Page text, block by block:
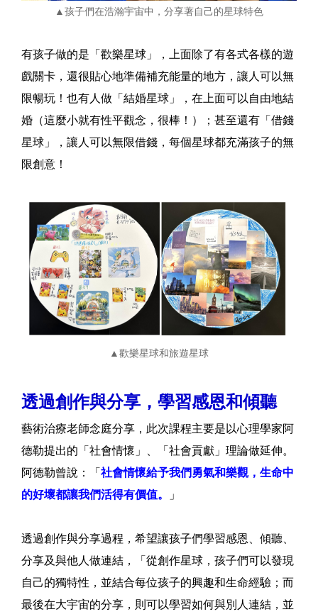
▲孩子們在浩瀚宇宙中，分享著自己的星球特色
有孩子做的是「歡樂星球」，上面除了有各式各樣的遊
戲關卡，還很貼心地準備補充能量的地方，讓人可以無
限暢玩！也有人做「結婚星球」，在上面可以自由地結
婚（這麼小就有性平觀念，很棒！）；甚至還有「借錢
星球」，讓人可以無限借錢，每個星球都充滿孩子的無
限創意！
▲歡樂星球和旅遊星球
透過創作與分享，學習感恩和傾聽
藝術治療老師念庭分享，此次課程主要是以心理學家阿
德勒提出的「社會情懷」、「社會貢獻」理論做延伸。
阿德勒曾說：「 社會情懷給予我們勇氣和樂觀，生命中
的好壞都讓我們活得有價值。
」
透過創作與分享過程，希望讓孩子們學習感恩、傾聽、
分享及與他人做連結，「從創作星球，孩子們可以發現
自己的獨特性，並結合每位孩子的興趣和生命經驗；而
最後在大宇宙的分享，則可以學習如何與別人連結，並